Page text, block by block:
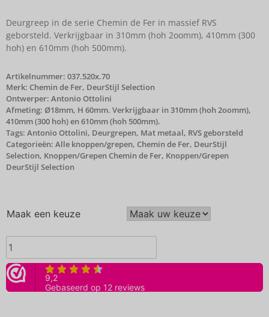
Deurgreep in de serie Chemin de Fer in massief RVS
geborsteld. Verkrijgbaar in 310mm (hoh 2oomm), 410mm (300
hoh) en 610mm (hoh 500mm).
Artikelnummer: 037.520x.70
Merk: Chemin de Fer, DeurStijl Selection
Ontwerper: Antonio Ottolini
Afmeting: Ø18mm, H 60mm. Verkrijgbaar in 310mm (hoh 2oomm),
410mm (300 hoh) en 610mm (hoh 500mm).
Tags: Antonio Ottolini, Deurgrepen, Mat metaal, RVS geborsteld
Categorieën: Alle knoppen/grepen, Chemin de Fer, DeurStijl
Selection, Knoppen/Grepen Chemin de Fer, Knoppen/Grepen
DeurStijl Selection
Maak een keuze